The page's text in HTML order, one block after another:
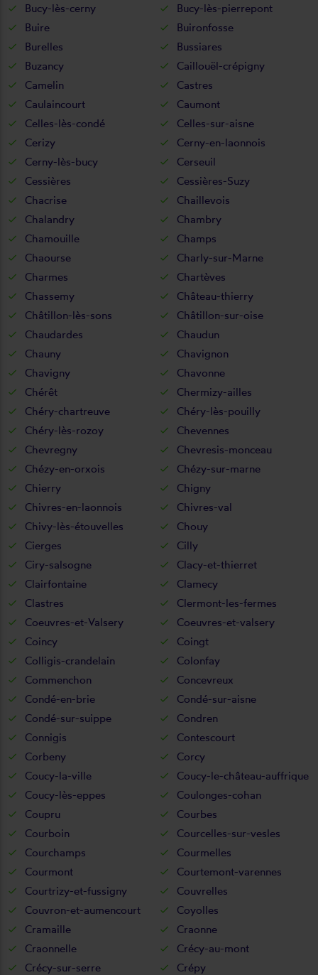
Bucy-lès-cerny
Bucy-lès-pierrepont
Buire
Buironfosse
Burelles
Bussiares
Buzancy
Caillouël-crépigny
Camelin
Castres
Caulaincourt
Caumont
Celles-lès-condé
Celles-sur-aisne
Cerizy
Cerny-en-laonnois
Cerny-lès-bucy
Cerseuil
Cessières
Cessières-Suzy
Chacrise
Chaillevois
Chalandry
Chambry
Chamouille
Champs
Chaourse
Charly-sur-Marne
Charmes
Chartèves
Chassemy
Château-thierry
Châtillon-lès-sons
Châtillon-sur-oise
Chaudardes
Chaudun
Chauny
Chavignon
Chavigny
Chavonne
Chérêt
Chermizy-ailles
Chéry-chartreuve
Chéry-lès-pouilly
Chéry-lès-rozoy
Chevennes
Chevregny
Chevresis-monceau
Chézy-en-orxois
Chézy-sur-marne
Chierry
Chigny
Chivres-en-laonnois
Chivres-val
Chivy-lès-étouvelles
Chouy
Cierges
Cilly
Ciry-salsogne
Clacy-et-thierret
Clairfontaine
Clamecy
Clastres
Clermont-les-fermes
Coeuvres-et-Valsery
Coeuvres-et-valsery
Coincy
Coingt
Colligis-crandelain
Colonfay
Commenchon
Concevreux
Condé-en-brie
Condé-sur-aisne
Condé-sur-suippe
Condren
Connigis
Contescourt
Corbeny
Corcy
Coucy-la-ville
Coucy-le-château-auffrique
Coucy-lès-eppes
Coulonges-cohan
Coupru
Courbes
Courboin
Courcelles-sur-vesles
Courchamps
Courmelles
Courmont
Courtemont-varennes
Courtrizy-et-fussigny
Couvrelles
Couvron-et-aumencourt
Coyolles
Cramaille
Craonne
Craonnelle
Crécy-au-mont
Crécy-sur-serre
Crépy